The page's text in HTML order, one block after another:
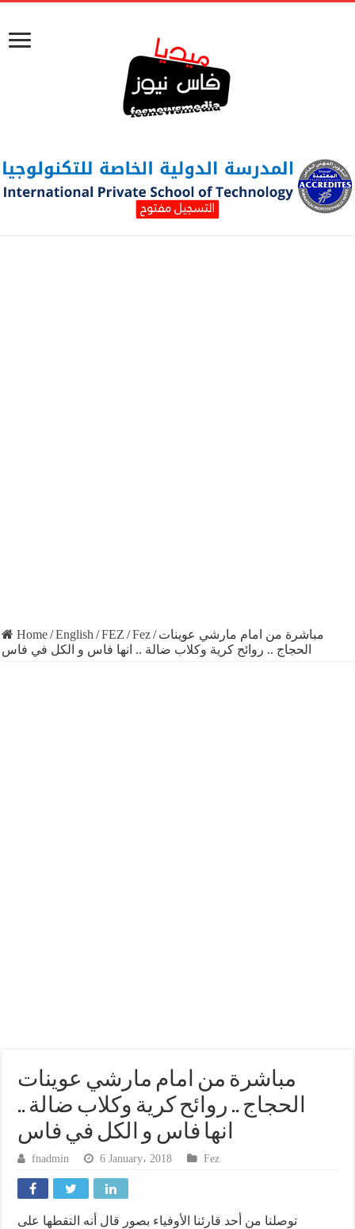
Home/English /FEZ /Fez/ مباشرة من امام مارشي عوينات
الحجاج .. روائح كرية وكلاب ضالة .. انها فاس و الكل في فاس
مباشرة من امام مارشي عوينات
الحجاج .. روائح كرية وكلاب ضالة ..
انها فاس و الكل في فاس
fnadmin 6 January، 2018 Fez
توصلنا من أحد قارئنا الأوفياء بصور قال أنه التقطها على